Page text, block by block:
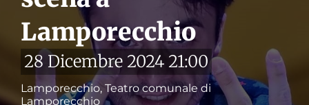
Lamporecchio
28 Dicembre 2024 21:00
Lamporecchio, Teatro comunale di
Lamporecchio